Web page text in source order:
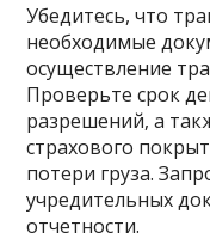
Убедитесь, что
необходимые
осуществление
Проверьте срок
разрешений, а
страхового
потери груза.
учредительных
отчетности.